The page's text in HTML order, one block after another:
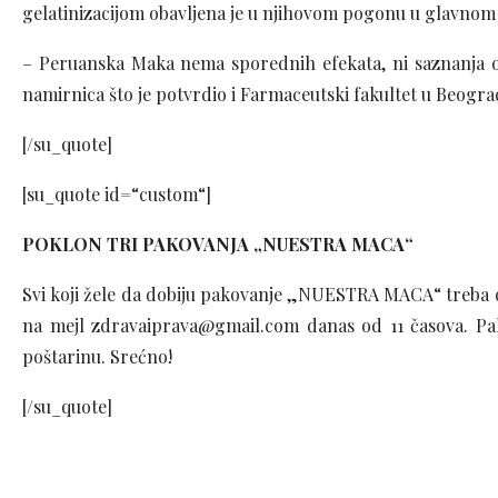
gelatinizacijom obavljena je u njihovom pogonu u
– Peruanska Maka nema sporednih efekata, ni
namirnica što je potvrdio i Farmaceutski fakultet u
[/su_quote]
[su_quote id=“custom“]
POKLON TRI PAKOVANJA „NUESTRA MACA“
Svi koji žele da dobiju pakovanje „NUESTRA MACA“
na mejl zdravaiprava@gmail.com danas od 11 časova.
poštarinu. Srećno!
[/su_quote]